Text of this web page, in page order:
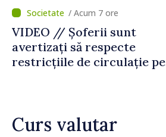
temporară de muncă
/ Acum 7 ore
VIDEO // Șoferii sunt
avertizați să respecte
restricțiile de circulație pe
Curs valutar